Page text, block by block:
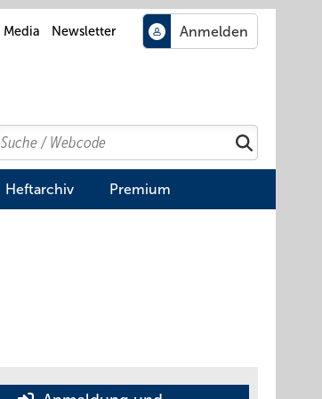
Media Newsletter
Search
Suchen
Heftarchiv Premium